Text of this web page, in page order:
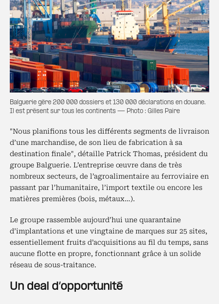
Balguerie gère 200 000 dossiers et 130 000 déclarations en douane.
Il est présent sur tous les continents — Photo : Gilles Paire
"Nous planifions tous les différents segments de livraison
d’une marchandise, de son lieu de fabrication à sa
destination finale", détaille Patrick Thomas, président du
groupe Balguerie. L’entreprise œuvre dans de très
nombreux secteurs, de l’agroalimentaire au ferroviaire en
passant par l’humanitaire, l’import textile ou encore les
matières premières (bois, métaux…).
Le groupe rassemble aujourd’hui une quarantaine
d’implantations et une vingtaine de marques sur 25 sites,
essentiellement fruits d’acquisitions au fil du temps, sans
aucune flotte en propre, fonctionnant grâce à un solide
réseau de sous-traitance.
Un deal d’opportunité